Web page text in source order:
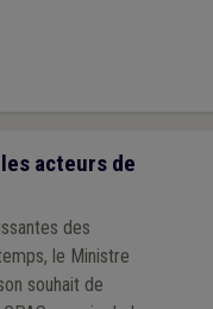
acteurs de
des
le Ministre